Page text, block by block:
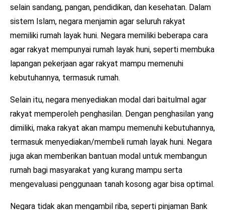
selain sandang, pangan, pendidikan, dan kesehatan. Dalam
sistem Islam, negara menjamin agar seluruh rakyat
memiliki rumah layak huni. Negara memiliki beberapa cara
agar rakyat mempunyai rumah layak huni, seperti membuka
lapangan pekerjaan agar rakyat mampu memenuhi
kebutuhannya, termasuk rumah.
Selain itu, negara menyediakan modal dari baitulmal agar
rakyat memperoleh penghasilan. Dengan penghasilan yang
dimiliki, maka rakyat akan mampu memenuhi kebutuhannya,
termasuk menyediakan/membeli rumah layak huni. Negara
juga akan memberikan bantuan modal untuk membangun
rumah bagi masyarakat yang kurang mampu serta
mengevaluasi penggunaan tanah kosong agar bisa optimal.
Negara tidak akan mengambil riba, seperti pinjaman Bank